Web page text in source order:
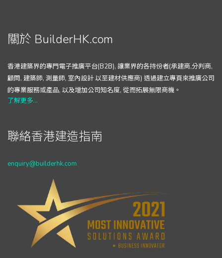
關於 BuilderHK.com
香港建築界的專門電子推廣平台(B2B), 讓業界的各持份者(承建商,分判商,
顧問, 建築師, 測量師, 室內設計 以至建材供應商) 透過建立專頁來推廣公司
的專業服務或產品, 以及增加公司知名度, 從而拓展無限商機。
了解更多...
聯絡香港建造指南
enquiry@builderhk.com